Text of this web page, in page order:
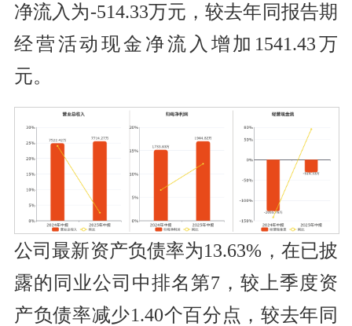
净流入为-514.33万元，较去年同报告期
经营活动现金净流入增加1541.43万
元。
公司最新资产负债率为13.63%，在已披
露的同业公司中排名第7，较上季度资
产负债率减少1.40个百分点，较去年同